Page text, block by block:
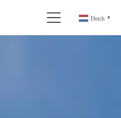
Dutch ▼